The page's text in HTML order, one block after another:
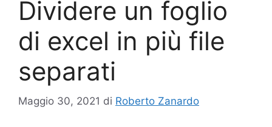
Dividere un foglio
di excel in più file
separati
Maggio 30, 2021 di Roberto Zanardo